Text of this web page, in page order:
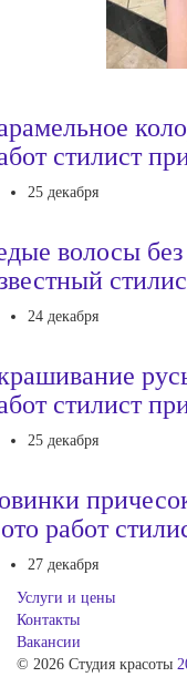
стилист
25 декабря
волосы
24 декабря
стилист
25 декабря
работ
27 декабря
Услуги и цены
Контакты
Вакансии
© 2026 Студия красоты